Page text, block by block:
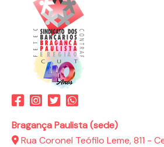
Bragança Paulista (sede)
Rua Coronel Teófilo Leme, 811 -